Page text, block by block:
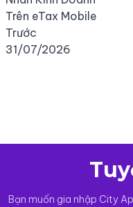
Bạn muốn gia nhập City